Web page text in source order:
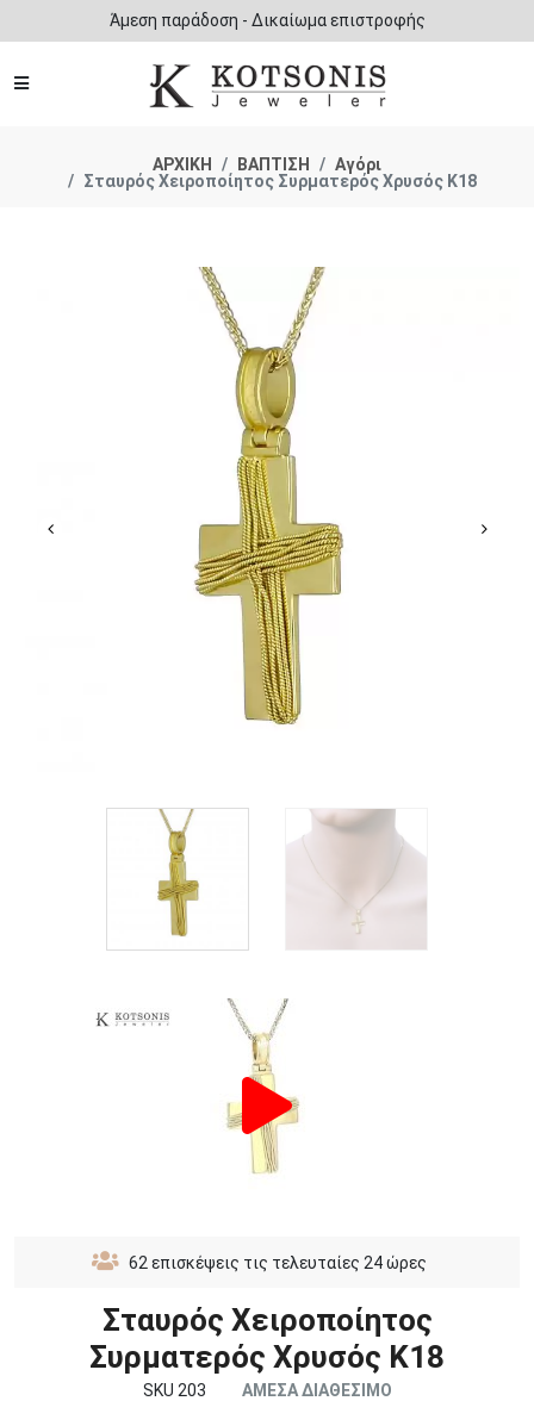
Άμεση παράδοση - Δικαίωμα επιστροφής
ΑΡΧΙΚΗ ΒΑΠΤΙΣΗ
Αγόρι
Σταυρός Χειροποίητος Συρματερός Χρυσός Κ18
62 επισκέψεις τις τελευταίες 24 ώρες
Σταυρός Χειροποίητος
Συρματερός Χρυσός Κ18
SKU 203
ΑΜΕΣΑ ΔΙΑΘΕΣΙΜΟ